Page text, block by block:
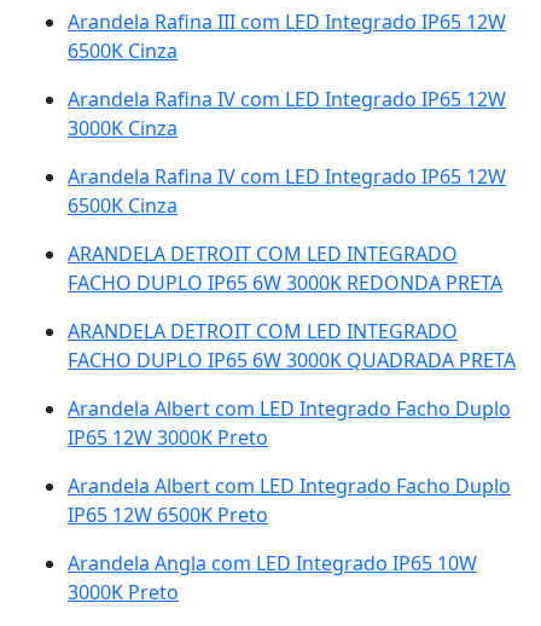
Arandela Rafina III com LED Integrado IP65 12W
6500K Cinza
Arandela Rafina IV com LED Integrado IP65 12W
3000K Cinza
Arandela Rafina IV com LED Integrado IP65 12W
6500K Cinza
ARANDELA DETROIT COM LED INTEGRADO
FACHO DUPLO IP65 6W 3000K REDONDA PRETA
ARANDELA DETROIT COM LED INTEGRADO
FACHO DUPLO IP65 6W 3000K QUADRADA PRETA
Arandela Albert com LED Integrado Facho Duplo
IP65 12W 3000K Preto
Arandela Albert com LED Integrado Facho Duplo
IP65 12W 6500K Preto
Arandela Angla com LED Integrado IP65 10W
3000K Preto